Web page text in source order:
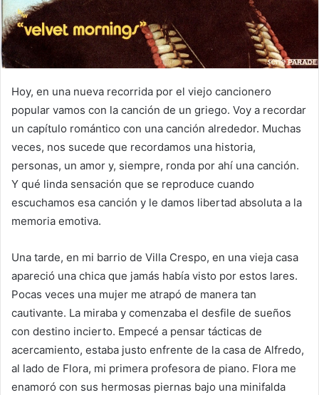
Hoy, en una nueva recorrida por el viejo cancionero
popular vamos con la canción de un griego. Voy a recordar
un capítulo romántico con una canción alrededor. Muchas
veces, nos sucede que recordamos una historia,
personas, un amor y, siempre, ronda por ahí una canción.
Y qué linda sensación que se reproduce cuando
escuchamos esa canción y le damos libertad absoluta a la
memoria emotiva.
Una tarde, en mi barrio de Villa Crespo, en una vieja casa
apareció una chica que jamás había visto por estos lares.
Pocas veces una mujer me atrapó de manera tan
cautivante. La miraba y comenzaba el desfile de sueños
con destino incierto. Empecé a pensar tácticas de
acercamiento, estaba justo enfrente de la casa de Alfredo,
al lado de Flora, mi primera profesora de piano. Flora me
enamoró con sus hermosas piernas bajo una minifalda